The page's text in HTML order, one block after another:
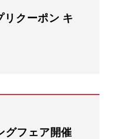
リクーポン キ
グフェア開催